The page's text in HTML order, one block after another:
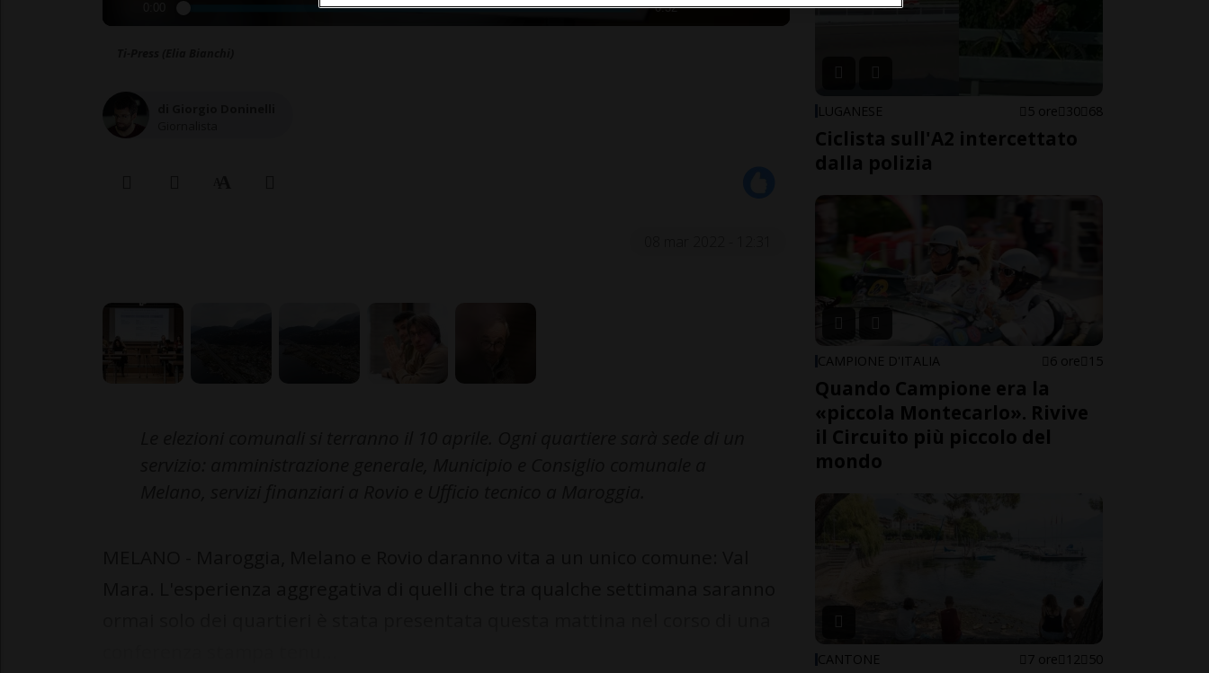
0:32
LUGANESE 5 ore 30 68
Ciclista sull'A2 intercettato
dalla polizia
CAMPIONE D'ITALIA 6 ore 15
Quando Campione era la
«piccola Montecarlo». Rivive
il Circuito più piccolo del
mondo
CANTONE 7 ore 12 50